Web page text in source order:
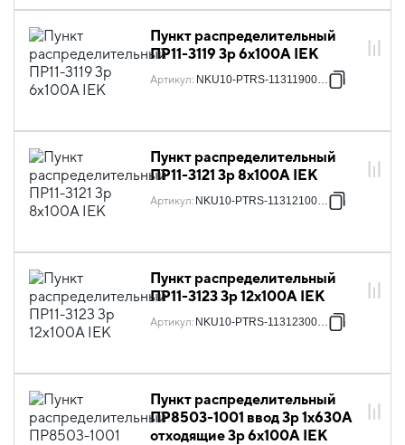
Пункт распределительный
ПР11-3119 3p 6х100А IEK
Артикул: NKU10-PTRS-11311900-01
Пункт распределительный
ПР11-3121 3p 8х100А IEK
Артикул: NKU10-PTRS-11312100-01
Пункт распределительный
ПР11-3123 3p 12х100А IEK
Артикул: NKU10-PTRS-11312300-01
Пункт распределительный
ПР8503-1001 ввод 3p 1х630А
отходящие 3p 6х100А IEK